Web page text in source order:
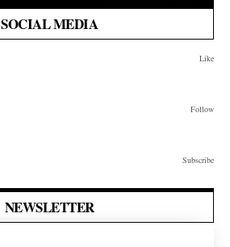
SOCIAL MEDIA
Like
Follow
Subscribe
NEWSLETTER